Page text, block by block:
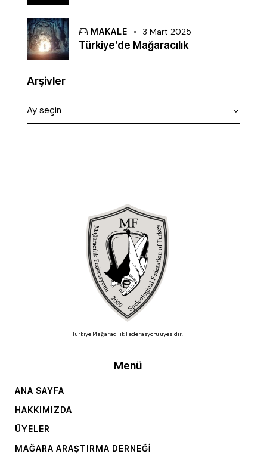
MAKALE 3 Mart 2025
Türkiye’de Mağaracılık
Arşivler
Türkiye Mağaracılık Federasyonu üyesidir.
Menü
ANA SAYFA
HAKKIMIZDA
ÜYELER
MAĞARA ARAŞTIRMA DERNEĞI